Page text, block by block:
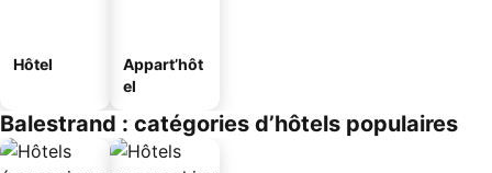
Hôtel
Appart’hôt
el
Balestrand : catégories d’hôtels populaires